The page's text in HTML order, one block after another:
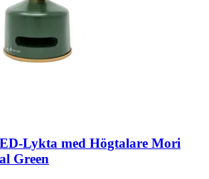
​Lykta med Högtalare Mori
Green